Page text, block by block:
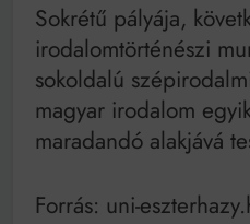
Sokrétű pályája,
irodalomtörténészi
sokoldalú
magyar irodalom
maradandó alakjává
Forrás: uni-